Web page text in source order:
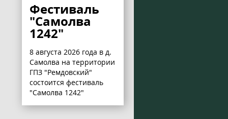
Фестиваль
"Самолва
1242"
8 августа 2026 года в д.
Самолва на территории
ГПЗ "Ремдовский"
состоится фестиваль
"Самолва 1242"